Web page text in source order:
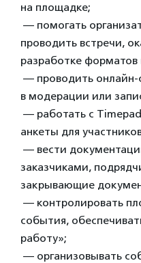
на площадке;
— помогать
проводить встречи,
разработке
— проводить
в модерации или
— работать с
анкеты для
— вести
заказчиками,
закрывающие
— контролировать
события,
работу»;
— организовывать